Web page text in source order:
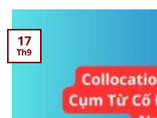
17
Th9